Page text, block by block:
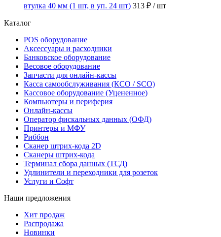
втулка 40 мм (1 шт, в уп. 24 шт) 313 ₽ / шт
Каталог
POS оборудование
Аксессуары и расходники
Банковское оборудование
Весовое оборудование
Запчасти для онлайн-кассы
Касса самообслуживания (КСО / SCO)
Кассовое оборудование (Уцененное)
Компьютеры и периферия
Онлайн-кассы
Оператор фискальных данных (ОФД)
Принтеры и МФУ
Риббон
Сканер штрих-кода 2D
Сканеры штрих-кода
Терминал сбора данных (ТСД)
Удлинители и переходники для розеток
Услуги и Софт
Наши предложения
Хит продаж
Распродажа
Новинки